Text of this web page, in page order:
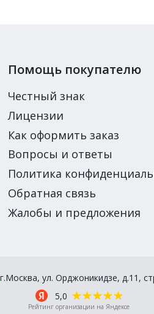
Помощь покупателю
Честный знак
Лицензии
Как оформить заказ
Вопросы и ответы
Политика
Обратная связь
Жалобы и предложения
г.Москва, ул. Орджоникидзе, д.11,
5,0
Рейтинг организации на Яндексе